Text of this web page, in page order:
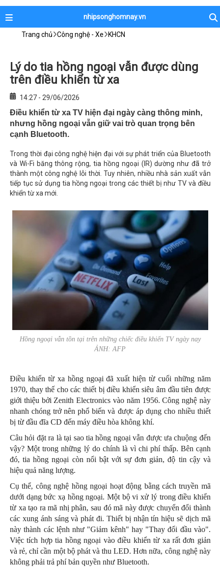
nhipsonghomnay.vn
Trang chủ Công nghệ - Xe KHCN
Lý do tia hồng ngoại vẫn được dùng
trên điều khiển từ xa
14:27 - 29/06/2026
Điều khiển từ xa TV hiện đại ngày càng thông minh,
nhưng hồng ngoại vẫn giữ vai trò quan trọng bên
cạnh Bluetooth.
Trong thời đại công nghệ hiện đại với sự phát triển của Bluetooth
và Wi-Fi băng thông rộng, tia hồng ngoại (IR) dường như đã trở
thành một công nghệ lỗi thời. Tuy nhiên, nhiều nhà sản xuất vẫn
tiếp tục sử dụng tia hồng ngoại trong các thiết bị như TV và điều
khiển từ xa mới.
Hồng ngoại vẫn tồn tại trên những chiếc điều khiển TV ngày nay
ẢNH: AFP
Điều khiển từ xa hồng ngoại đã xuất hiện từ cuối những năm
1970, thay thế cho các thiết bị điều khiển siêu âm đầu tiên được
giới thiệu bởi Zenith Electronics vào năm 1956. Công nghệ này
nhanh chóng trở nên phổ biến và được áp dụng cho nhiều thiết
bị từ đầu đĩa CD đến máy điều hòa không khí.
Câu hỏi đặt ra là tại sao tia hồng ngoại vẫn được ưa chuộng đến
vậy? Một trong những lý do chính là vì chi phí thấp. Bên cạnh
đó, tia hồng ngoại còn nổi bật với sự đơn giản, độ tin cậy và
hiệu quả năng lượng.
Cụ thể, công nghệ hồng ngoại hoạt động bằng cách truyền mã
dưới dạng bức xạ hồng ngoại. Một bộ vi xử lý trong điều khiển
từ xa tạo ra mã nhị phân, sau đó mã này được chuyển đổi thành
các xung ánh sáng và phát đi. Thiết bị nhận tín hiệu sẽ dịch mã
này thành các lệnh như "Giảm kênh" hay "Thay đổi đầu vào".
Việc tích hợp tia hồng ngoại vào điều khiển từ xa rất đơn giản
và rẻ, chỉ cần một bộ phát và thu LED. Hơn nữa, công nghệ này
không phải trả phí bản quyền như Bluetooth.